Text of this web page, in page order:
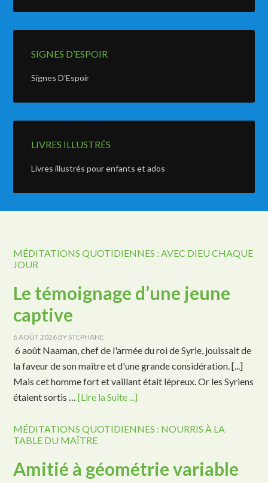
SIGNES D’ESPOIR
Signes D’Espoir
LIVRES ILLUSTRÉS
Livres illustrés pour enfants et ados
MÉDITATIONS QUOTIDIENNES : AVEC DIEU CHAQUE
JOUR
Le témoignage d’une jeune
captive
6 AOÛT 2026 BY STEPHANE
6 août Naaman, chef de l'armée du roi de Syrie, jouissait de
la faveur de son maître et d'une grande considération. [...]
Mais cet homme fort et vaillant était lépreux. Or les Syriens
étaient sortis …[Lire la Suite ...]
MÉDITATIONS QUOTIDIENNES : NOURRIS À LA
TABLE DU MAÎTRE
Amitié à géométrie variable